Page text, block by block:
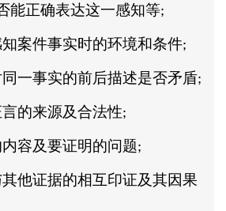
能正确表达这一感知等;
知案件事实时的环境和条件;
同一事实的前后描述是否矛盾;
的来源及合法性;
容及要证明的问题;
他证据的相互印证及其因果